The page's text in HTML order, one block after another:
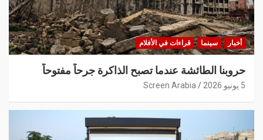
أخبار سينما قراءات في الأفلام
حروبنا الطائشة عندما تصبح الذاكرة جرحاً مفتوحاً
5 يونيو 2026 Screen Arabia